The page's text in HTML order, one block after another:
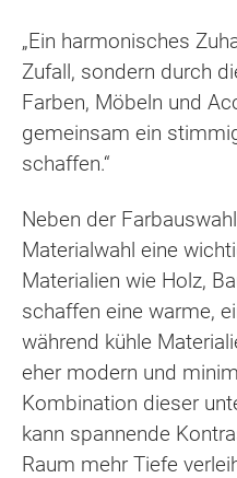
„Ein harmonisches
Zufall, sondern durch
Farben, Möbeln und
gemeinsam ein
schaffen.“
Neben der
Materialwahl eine
Materialien wie Holz,
schaffen eine warme,
während kühle
eher modern und
Kombination dieser
kann spannende
Raum mehr Tiefe